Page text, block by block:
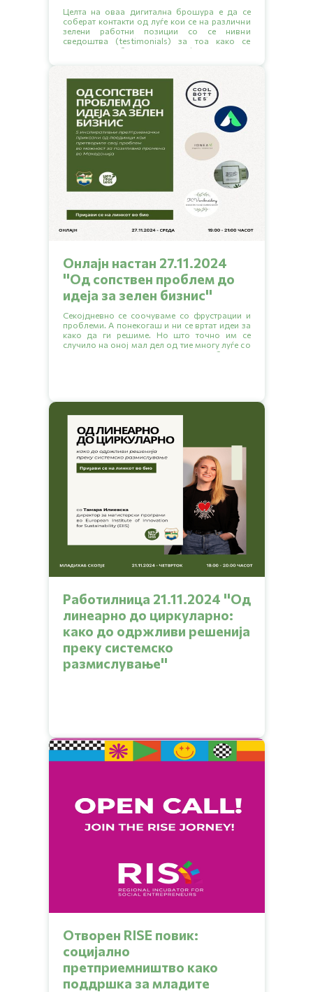
Целта на оваа дигитална брошура е да се
соберат контакти од луѓе кои се на различни
зелени работни позиции со се нивни
сведоштва (testimonials) за тоа како се
решиле да работат ваква професија, како го
работно место и слично.
Онлајн настан 27.11.2024
''Од сопствен проблем до
идеја за зелен бизниc''
Секојдневно се соочуваме со фрустрации и
проблеми. А понекогаш и ни се вртат идеи за
како да ги решиме. Но што точно им се
случило на оној мал дел од тие многу луѓе со
идеи за да се решат да започнат свој бизнис и
Работилница 21.11.2024 ''Од
линеарно до циркуларно:
како до одржливи решенија
преку системско
размислување''
Отворен RISE повик:
социјално
претприемништво како
поддршка за младите